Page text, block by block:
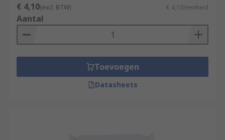
€ 4,10(excl. BTW) € 4,10/eenheid
Aantal
Toevoegen
Datasheets